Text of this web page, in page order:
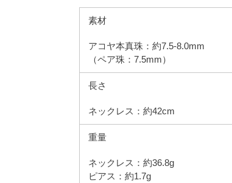
素材
アコヤ本真珠：約7.5-8.0mm
（ペア珠：7.5mm）
長さ
ネックレス：約42cm
重量
ネックレス：約36.8g
ピアス：約1.7g